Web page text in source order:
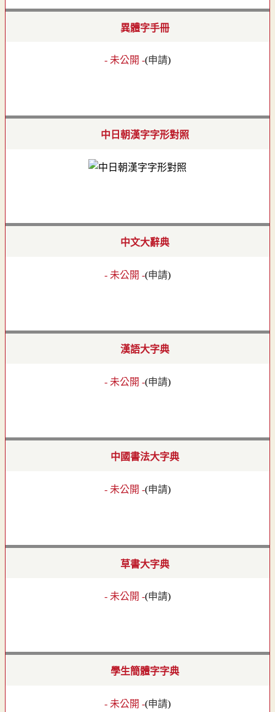
異體字手冊
- 未公開 -(申請)
中日朝漢字字形對照
中文大辭典
- 未公開 -(申請)
漢語大字典
- 未公開 -(申請)
中國書法大字典
- 未公開 -(申請)
草書大字典
- 未公開 -(申請)
學生簡體字字典
- 未公開 -(申請)